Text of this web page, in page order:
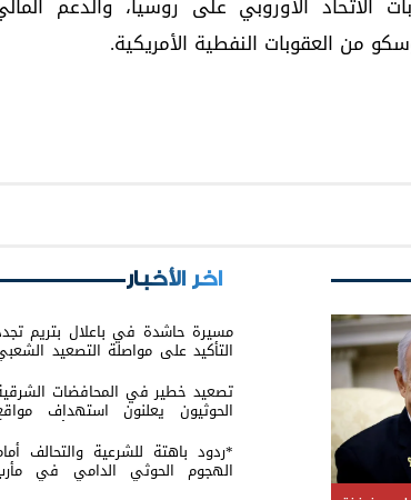
الأوروبي على روسيا، والدعم
من العقوبات النفطية الأمريكية.
اخر الأخبار
مسيرة حاشدة في باعلال بتريم
التأكيد على مواصلة التصعيد
تصعيد خطير في المحافضات
الحوثيون يعلنون استهداف
عسكرية في حضرموت ومأرب اليمنية
بوابل من الصواريخ والطائرات المسيّرة
*ردود باهتة للشرعية والتحالف
الهجوم الحوثي الدامي في